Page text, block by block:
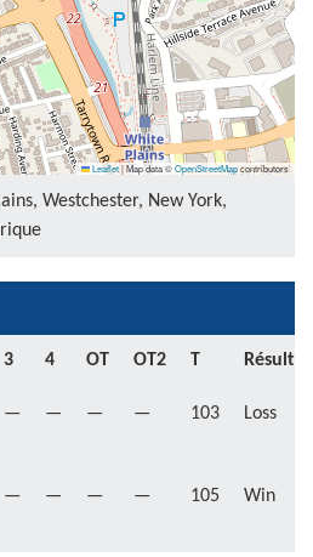
Leaflet|Map data ©OpenStreetMapcontributors
Westchester, New York,
3 4 OT OT2 T Résultat
— — — — 103 Loss
— — — — 105 Win